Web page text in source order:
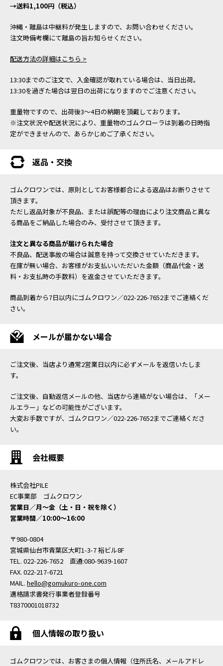
→送料1,100円（税込）
沖縄・離島は中継料が発生しますので、お問い合わせください。
注文時備考欄にて離島の旨お知らせください。
配送方法の詳細はこちら >
13:30までのご注文で、入金確認が取れている場合は、当日出荷。
13:30を過ぎた場合は翌日の出荷になりますのでご注意ください。
重量物ですので、出荷後3～4日の納期を頂戴しております。
※注文状況や配送状況により、重量物のゴムクローラは到着の日時指
定ができませんので、あらかじめご了承ください。
返品・交換
ゴムクロワンでは、原則としてお客様都合による返品はお断りさせて
頂きます。
ただし返品対象が不良品、または誤配等の理由により注文商品と異な
る商品をご納品した場合のみ、受付させて頂きます。
注文と異なる商品が届けられた場合
不良品、配送事故の場合は誠意を持って交換させていただきます。
在庫が無い場合、お客様がお支払いいただいた金額（商品代金・送
料・お支払時の手数料）を返金させていただきます。
商品到着から7日以内にゴムクロワン／022-226-7652までご連絡くだ
さい。
メールが届かない場合
ご注文後、当店より通常2営業日以内に必ずメールを返信いたしま
す。
ご注文後、自動返信メールの他、当店から連絡がない場合は、「メー
ルエラー」などの可能性がございます。
大変お手数ですが、ゴムクロワン／022-226-7652までご連絡くださ
い。
会社概要
株式会社PILE
EC事業部 ゴムクロワン
営業日／月〜金（土・日・祝を除く）
営業時間／10:00〜16:00
〒980-0804
宮城県仙台市青葉区大町1-3-7 裕ビル8F
TEL. 022-226-7652 直通:080-9639-1607
FAX. 022-217-6721
MAIL. hello@gomukuro-one.com
適格請求書発行事業者登録番号
T8370001018732
個人情報の取り扱い
ゴムクロワンでは、お客さまの個人情報（住所氏名、メールアドレ